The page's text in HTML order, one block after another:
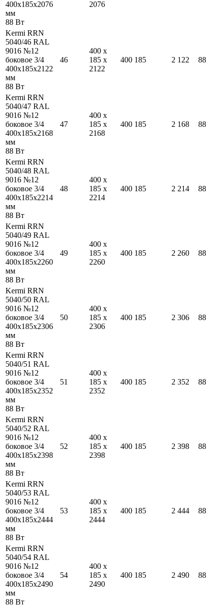
400x185x2076
мм
88 Вт
2076
Kermi RRN
5040/46 RAL
9016 №12
боковое 3/4
400x185x2122
мм
88 Вт
46
400 x
185 x
2122
400 185 2 122 88
Kermi RRN
5040/47 RAL
9016 №12
боковое 3/4
400x185x2168
мм
88 Вт
47
400 x
185 x
2168
400 185 2 168 88
Kermi RRN
5040/48 RAL
9016 №12
боковое 3/4
400x185x2214
мм
88 Вт
48
400 x
185 x
2214
400 185 2 214 88
Kermi RRN
5040/49 RAL
9016 №12
боковое 3/4
400x185x2260
мм
88 Вт
49
400 x
185 x
2260
400 185 2 260 88
Kermi RRN
5040/50 RAL
9016 №12
боковое 3/4
400x185x2306
мм
88 Вт
50
400 x
185 x
2306
400 185 2 306 88
Kermi RRN
5040/51 RAL
9016 №12
боковое 3/4
400x185x2352
мм
88 Вт
51
400 x
185 x
2352
400 185 2 352 88
Kermi RRN
5040/52 RAL
9016 №12
боковое 3/4
400x185x2398
мм
88 Вт
52
400 x
185 x
2398
400 185 2 398 88
Kermi RRN
5040/53 RAL
9016 №12
боковое 3/4
400x185x2444
мм
88 Вт
53
400 x
185 x
2444
400 185 2 444 88
Kermi RRN
5040/54 RAL
9016 №12
боковое 3/4
400x185x2490
мм
88 Вт
54
400 x
185 x
2490
400 185 2 490 88